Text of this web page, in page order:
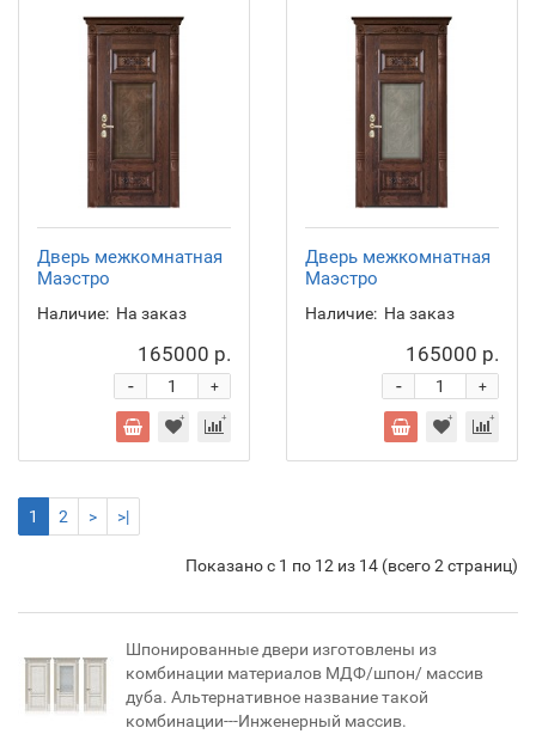
Дверь межкомнатная
Маэстро
Наличие: На заказ
165000 р.
+
-
Дверь межкомнатная
Маэстро
Наличие: На заказ
165000 р.
+
-
1 2 > >|
Показано с 1 по 12 из 14 (всего 2 страниц)
Шпонированные двери изготовлены из
комбинации материалов МДФ/шпон/ массив
дуба. Альтернативное название такой
комбинации---Инженерный массив.